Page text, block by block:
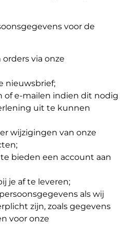
voor de
via onze
nieuwsbrief;
of e-mailen indien dit nodig
uit te kunnen
wijzigingen van onze
bieden een account aan
je af te leveren;
als wij
zijn, zoals gegevens
voor onze